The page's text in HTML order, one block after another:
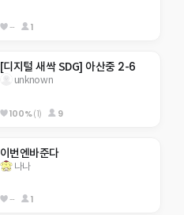
-- 1
[디지털 새싹 SDG] 아산중 2-6
unknown
100%(1) 9
이번엔바준다
나나
-- 1